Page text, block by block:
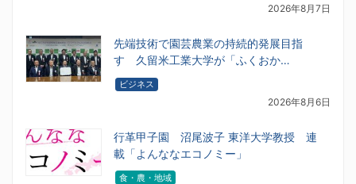
2026年8月7日
先端技術で園芸農業の持続的発展目指
す 久留米工業大学が「ふくおか…
ビジネス
2026年8月6日
行革甲子園 沼尾波子 東洋大学教授 連
載「よんななエコノミー」
食・農・地域